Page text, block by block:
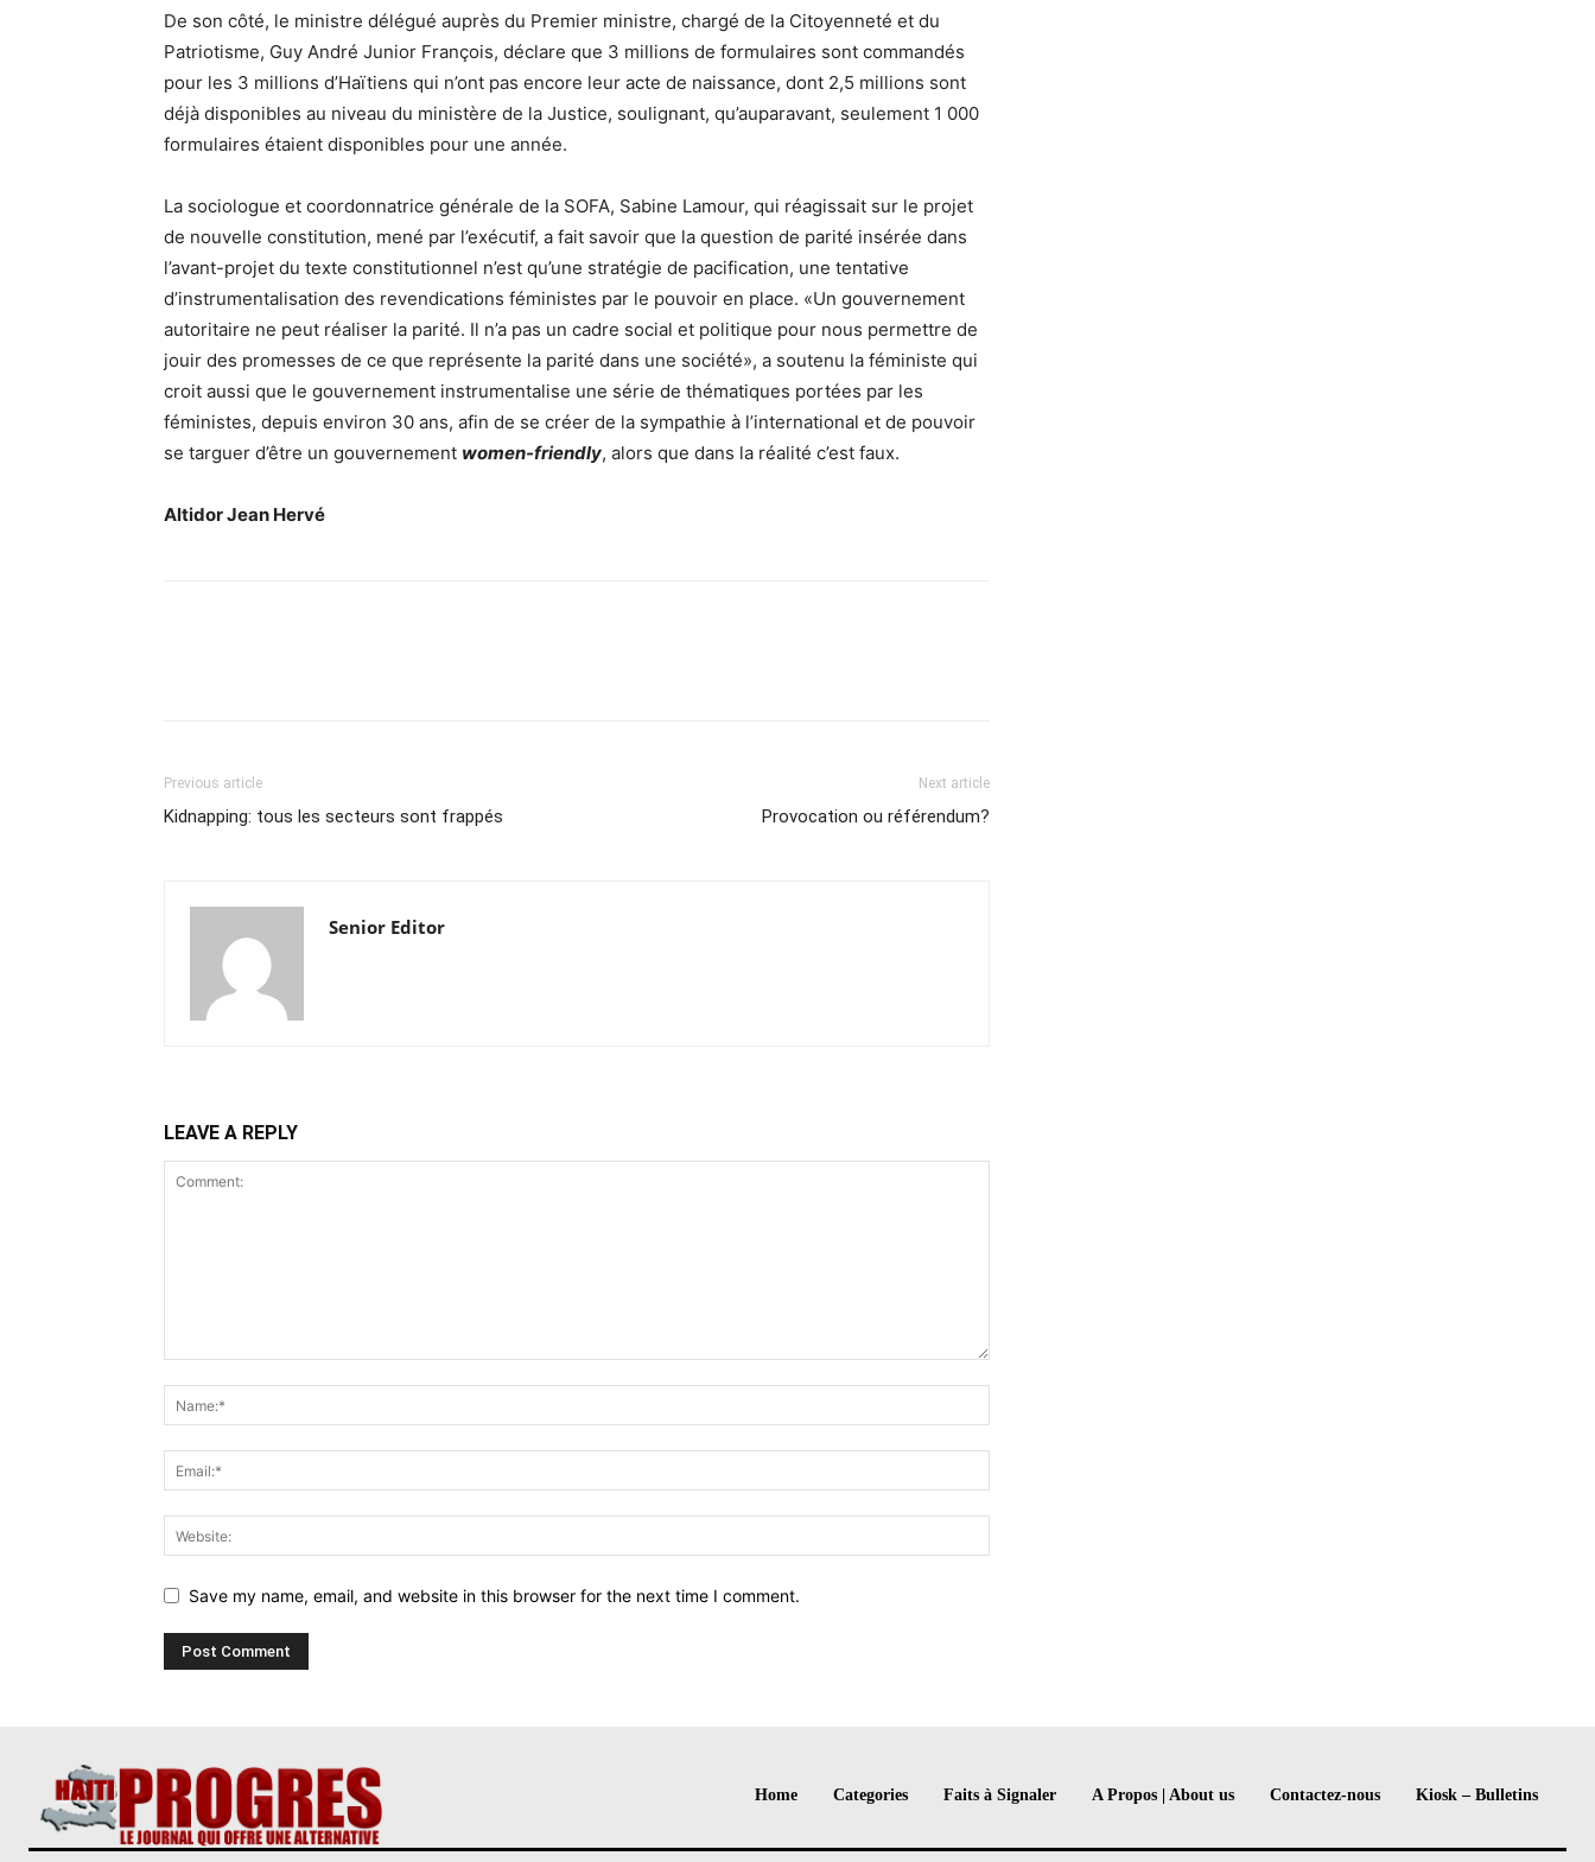
De son côté, le ministre délégué auprès du Premier ministre, chargé de la Citoyenneté et du
Patriotisme, Guy André Junior François, déclare que 3 millions de formulaires sont commandés
pour les 3 millions d’Haïtiens qui n’ont pas encore leur acte de naissance, dont 2,5 millions sont
déjà disponibles au niveau du ministère de la Justice, soulignant, qu’auparavant, seulement 1 000
formulaires étaient disponibles pour une année.
La sociologue et coordonnatrice générale de la SOFA, Sabine Lamour, qui réagissait sur le projet
de nouvelle constitution, mené par l’exécutif, a fait savoir que la question de parité insérée dans
l’avant-projet du texte constitutionnel n’est qu’une stratégie de pacification, une tentative
d’instrumentalisation des revendications féministes par le pouvoir en place. «Un gouvernement
autoritaire ne peut réaliser la parité. Il n’a pas un cadre social et politique pour nous permettre de
jouir des promesses de ce que représente la parité dans une société», a soutenu la féministe qui
croit aussi que le gouvernement instrumentalise une série de thématiques portées par les
féministes, depuis environ 30 ans, afin de se créer de la sympathie à l’international et de pouvoir
se targuer d’être un gouvernement women-friendly, alors que dans la réalité c’est faux.
Altidor Jean Hervé
Previous article
Kidnapping: tous les secteurs sont frappés
Next article
Provocation ou référendum?
Senior Editor
LEAVE A REPLY
Save my name, email, and website in this browser for the next time I comment.
Home Categories Faits à Signaler A Propos | About us Contactez-nous Kiosk – Bulletins